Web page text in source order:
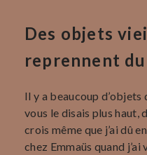
Des objets
reprennent
Il y a beaucoup
vous le disais plus haut,
crois même que j’ai dû
chez Emmaüs quand